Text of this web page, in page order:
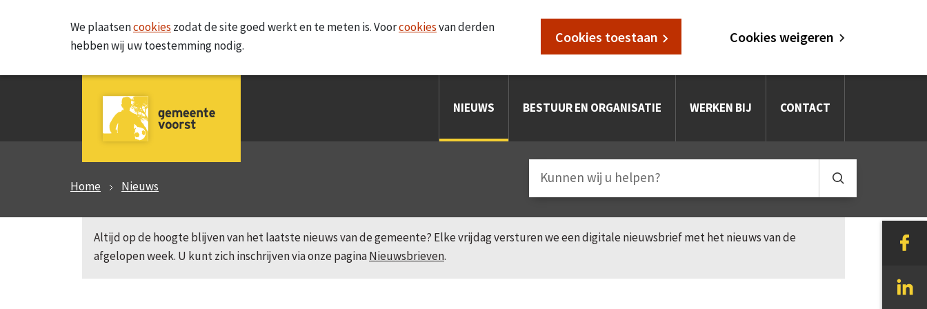
We plaatsencookies zodat de site goed werkt en te meten is. Voorcookiesvan derden
hebben wij uw toestemming nodig.
Cookies toestaan Cookies weigeren
NIEUWS BESTUUR EN ORGANISATIE WERKEN BIJ CONTACT
Home Nieuws
Altijd op de hoogte blijven van het laatste nieuws van de gemeente? Elke vrijdag versturen we een digitale nieuwsbrief met het nieuws van de
afgelopen week. U kunt zich inschrijven via onze paginaNieuwsbrieven.